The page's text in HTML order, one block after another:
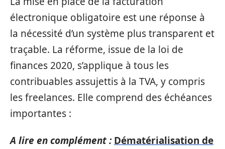
électronique obligatoire est une réponse à
la nécessité d’un système plus transparent et
traçable. La réforme, issue de la loi de
finances 2020, s’applique à tous les
contribuables assujettis à la TVA, y compris
les freelances. Elle comprend des échéances
importantes :
A lire en complément : Dématérialisation de